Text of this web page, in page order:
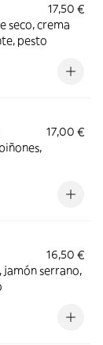
17,50 €
seco, crema
pesto
17,00 €
16,50 €
serrano,